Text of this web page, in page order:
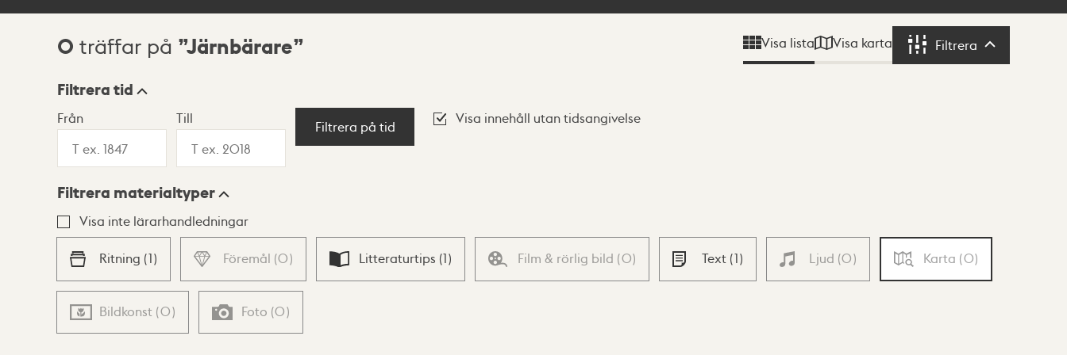
Sökresultat
0 träffar på Järnbärare Visa lista Visa karta Filtrera Filtrera
Visningsläge
Lista Karta
Filtrera tid
Från Till
Filtrera på tid
Visa innehåll utan tidsangivelse
Filtrera materialtyper
Visa inte lärarhandledningar
Ritning (1) Föremål (0) Litteraturtips (1) Film & rörlig bild (0) Text (1) Ljud (0) Karta (0)
Bildkonst (0) Foto (0)